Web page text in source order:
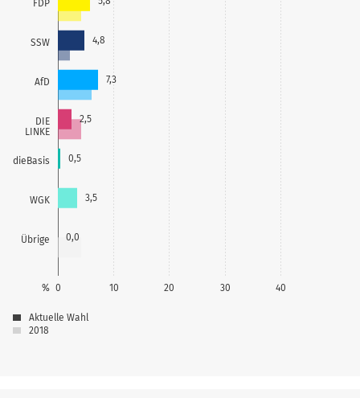
FDP
SSW
AfD
DIE
LINKE
dieBasis
WGK
Übrige
0 10 20 30 40
%
4,8
7,3
2,5
0,5
3,5
0,0
Aktuelle Wahl
2018